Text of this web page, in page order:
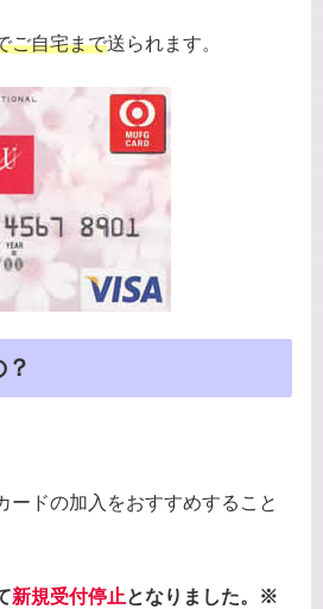
ご自宅まで送られます。
ードの加入をおすすめすること
新規受付停止となりました。※